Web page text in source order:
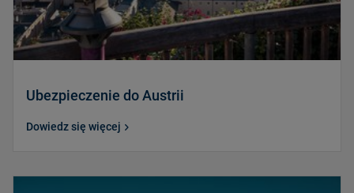
Ubezpieczenie do Austrii
Dowiedz się więcej